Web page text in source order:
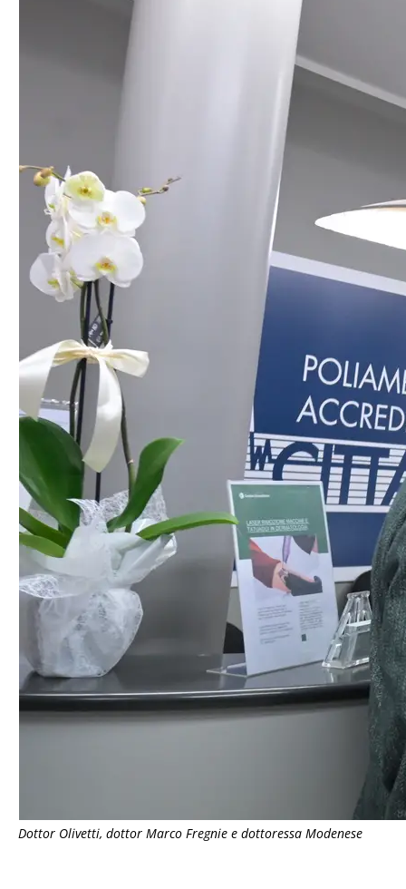
Dottor Olivetti, dottor Marco Fregnie e dottoressa Modenese